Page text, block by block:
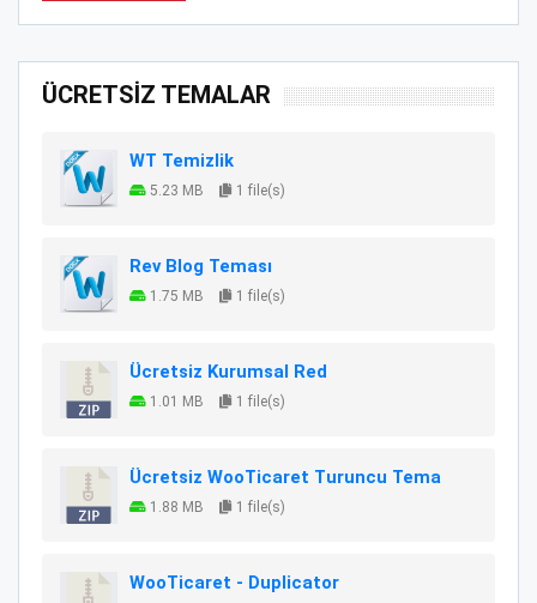
ÜCRETSİZ TEMALAR
WT Temizlik
5.23 MB 1 file(s)
Rev Blog Teması
1.75 MB 1 file(s)
Ücretsiz Kurumsal Red
1.01 MB 1 file(s)
Ücretsiz WooTicaret Turuncu Tema
1.88 MB 1 file(s)
WooTicaret - Duplicator